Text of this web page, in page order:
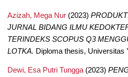
Azizah, Mega Nur(2023)
JURNAL BIDANG ILMU
TERINDEKS SCOPUS Q3
LOTKA. Diploma thesis, Universitas
Dewi, Esa Putri Tungga(2023)